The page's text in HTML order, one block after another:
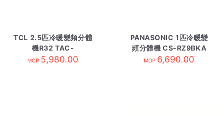
TCL 2.5匹冷暖變頻分體
機R32 TAC-
24CHSD/TPG31內
MOP 5,980.00
PANASONIC 1匹冷暖變
頻分體機 CS-RZ9BKA
內-R32
MOP 6,690.00